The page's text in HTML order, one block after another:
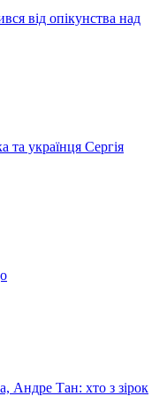
від опікунства над
українця Сергія
Андре Тан: хто з зірок